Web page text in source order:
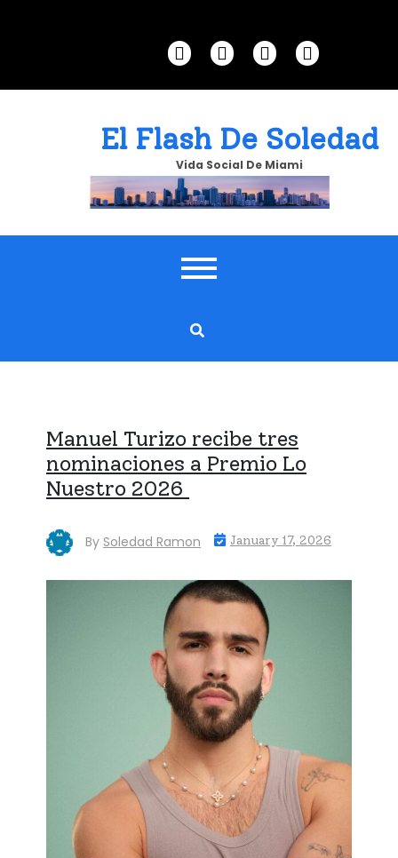
El Flash De Soledad
Vida Social De Miami
Manuel Turizo recibe tres
nominaciones a Premio Lo
Nuestro 2026
By Soledad Ramon January 17, 2026